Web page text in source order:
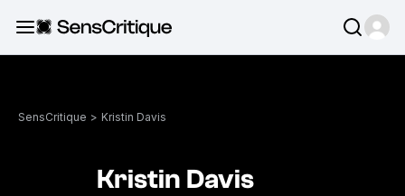
SensCritique > Kristin Davis
Kristin Davis